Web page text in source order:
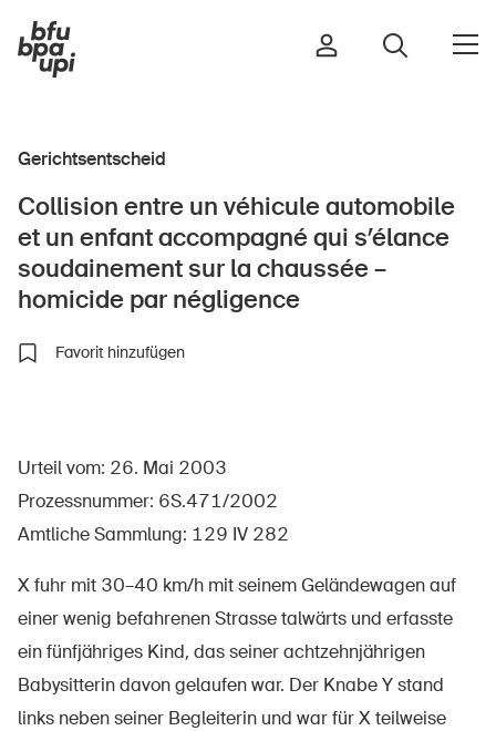
Sport & Bewegung
Gebäude & Anlagen
Über die BFU
Politik
Sinus Plus
Gerichtsentscheid
Collision entre un véhicule automobile
et un enfant accompagné qui s’élance
soudainement sur la chaussée –
homicide par négligence
Favorit hinzufügen
Urteil vom: 26. Mai 2003
Prozessnummer: 6S.471/2002
Amtliche Sammlung: 129 IV 282
X fuhr mit 30–40 km/h mit seinem Geländewagen auf
einer wenig befahrenen Strasse talwärts und erfasste
ein fünfjähriges Kind, das seiner achtzehnjährigen
Babysitterin davon gelaufen war. Der Knabe Y stand
links neben seiner Begleiterin und war für X teilweise